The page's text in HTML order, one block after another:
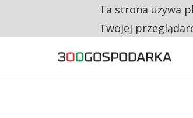
CO TRZECIĄ
Ta strona używa
Twojej